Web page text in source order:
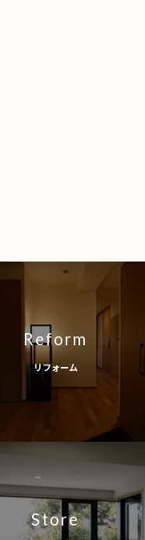
Reform
リフォーム
Store